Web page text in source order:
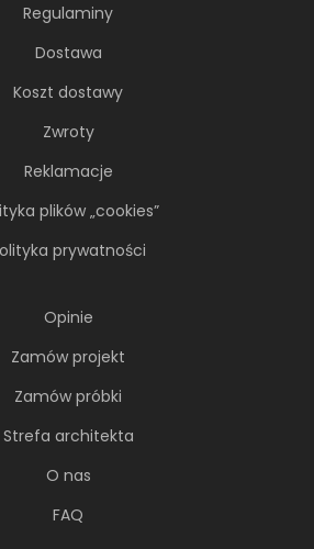
apartament:
nowoczesnej
inwestorka przez
Regulaminy
Dostawa
Koszt dostawy
Zwroty
Reklamacje
plików „cookies”
prywatności
Opinie
Zamów projekt
Zamów próbki
Strefa architekta
O nas
FAQ